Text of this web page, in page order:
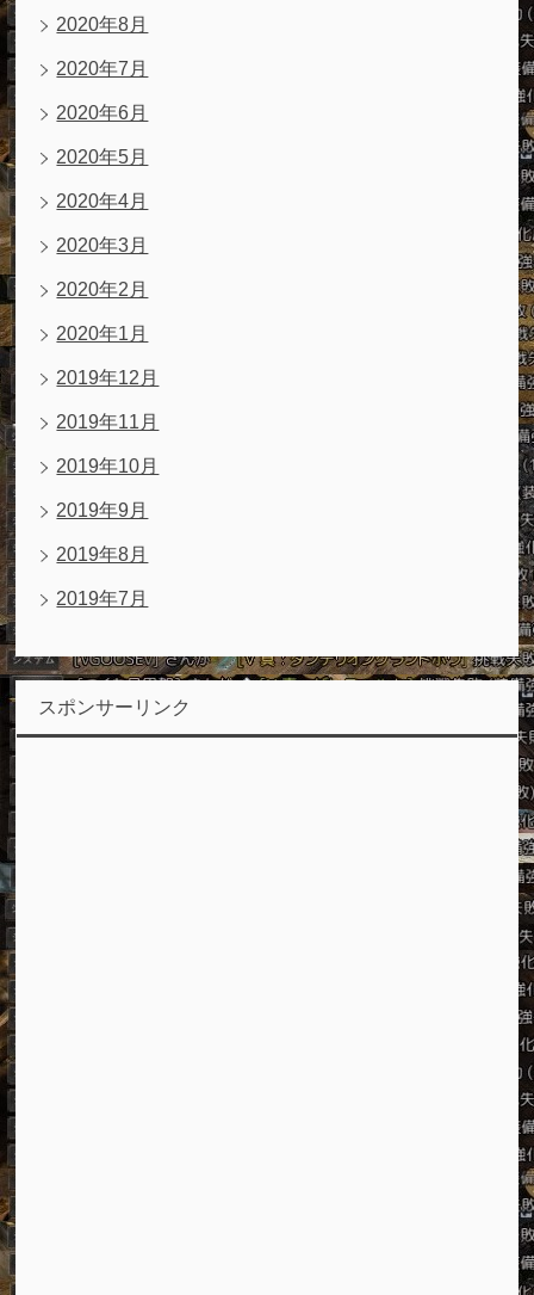
2020年8月
2020年7月
2020年6月
2020年5月
2020年4月
2020年3月
2020年2月
2020年1月
2019年12月
2019年11月
2019年10月
2019年9月
2019年8月
2019年7月
スポンサーリンク